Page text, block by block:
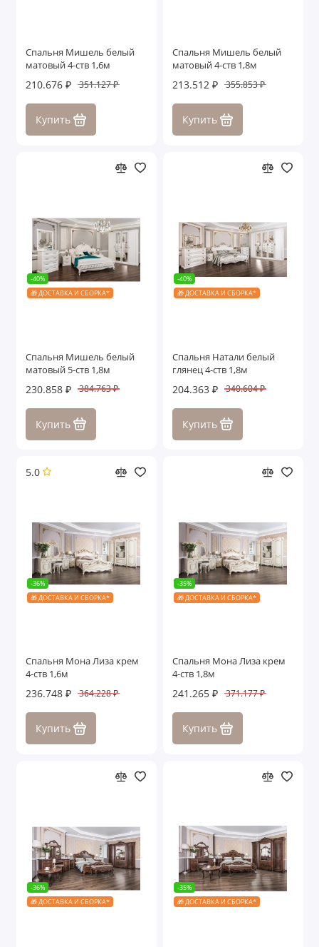
Спальня Мишель белый
матовый 4-ств 1,6м
210.676 ₽ 351.127 ₽
Купить
Спальня Мишель белый
матовый 4-ств 1,8м
213.512 ₽ 355.853 ₽
Купить
-40%
🎁 ДОСТАВКА И СБОРКА*
Спальня Мишель белый
матовый 5-ств 1,8м
230.858 ₽ 384.763 ₽
Купить
-40%
🎁 ДОСТАВКА И СБОРКА*
Спальня Натали белый
глянец 4-ств 1,8м
204.363 ₽ 340.604 ₽
Купить
5.0
-36%
🎁 ДОСТАВКА И СБОРКА*
Спальня Мона Лиза крем
4-ств 1,6м
236.748 ₽ 364.228 ₽
Купить
-35%
🎁 ДОСТАВКА И СБОРКА*
Спальня Мона Лиза крем
4-ств 1,8м
241.265 ₽ 371.177 ₽
Купить
-36%
🎁 ДОСТАВКА И СБОРКА*
-35%
🎁 ДОСТАВКА И СБОРКА*